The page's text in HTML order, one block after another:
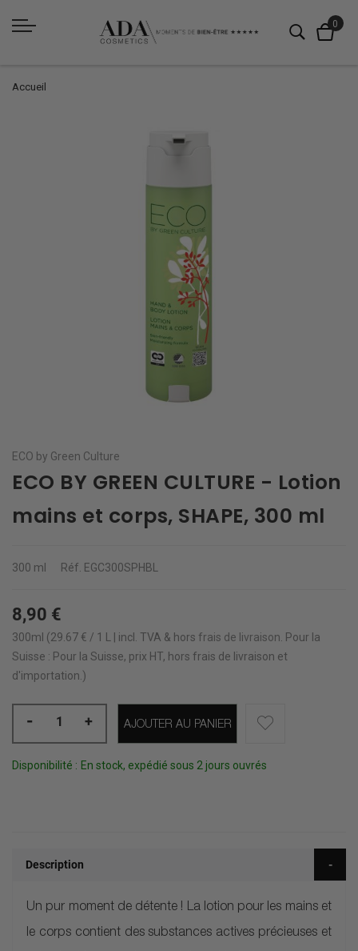
Accueil
ECO by Green Culture
ECO BY GREEN CULTURE - Lotion
mains et corps, SHAPE, 300 ml
300 ml Réf. EGC300SPHBL
8,90 €
300ml (29.67 € / 1 L | incl. TVA & hors frais de livraison Pour la
Suisse : Pour la Suisse, prix HT, hors frais de livraison et
d'importation.)
- + AJOUTER AU PANIER
Disponibilité : En stock, expédié sous 2 jours ouvrés
Description
Un pur moment de détente ! La lotion pour les mains et
le corps contient des substances actives précieuses et